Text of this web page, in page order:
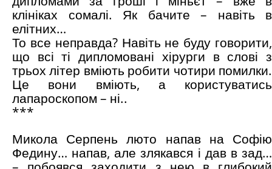
клініках сомалі. Як бачите – навіть в
елітних…
То все неправда? Навіть не буду говорити,
що всі ті дипломовані хірурги в слові з
трьох літер вміють робити чотири помилки.
Це вони вміють, а користуватись
лапароскопом – ні..
***
Микола Серпень люто напав на Софію
Федину… напав, але злякався і дав в зад…